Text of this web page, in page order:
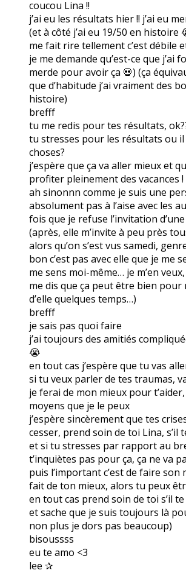
coucou Lina !!
j’ai eu les résultats hier !! j’ai eu
(et à côté j’ai eu 19/50 en histoire
me fait rire tellement c’est débile
je me demande qu’est-ce que j’ai
merde pour avoir ça 💀) (ça
que d’habitude j’ai vraiment des
histoire)
brefff
tu me redis pour tes résultats,
tu stresses pour les résultats ou il
choses?
j’espère que ça va aller mieux et
profiter pleinement des vacances !
ah sinonnn comme je suis une
absolument pas à l’aise avec les
fois que je refuse l’invitation
(après, elle m’invite à peu près
alors qu’on s’est vus samedi,
bon c’est pas avec elle que je me
me sens moi-même… je m’en
me dis que ça peut être bien
d’elle quelques temps…)
brefff
je sais pas quoi faire
j’ai toujours des amitiés
😭
en tout cas j’espère que tu vas
si tu veux parler de tes traumas,
je ferai de mon mieux pour
moyens que je le peux
j’espère sincèrement que tes
cesser, prend soin de toi Lina, s’il
et si tu stresses par rapport au
t’inquiètes pas pour ça, ça ne va
puis l’important c’est de faire son
fait de ton mieux, alors tu peux
en tout cas prend soin de toi s’il
et sache que je suis toujours là
non plus je dors pas beaucoup)
bisoussss
eu te amo <3
lee ✰